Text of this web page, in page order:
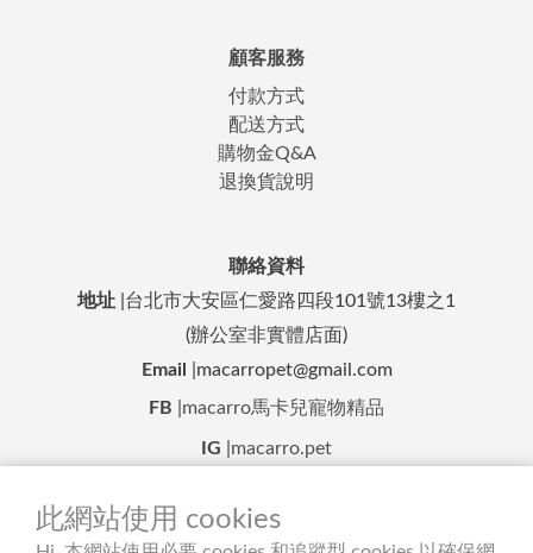
此網站使用 cookies
顧客服務
付款方式
配送方式
購物金Q&A
退換貨說明
聯絡資料
地址 |台北市大安區仁愛路四段101號13樓之1
(辦公室非實體店面)
Email
|macarropet@gmail.com
FB
macarro馬卡兒寵物精品
IG macarro.pet